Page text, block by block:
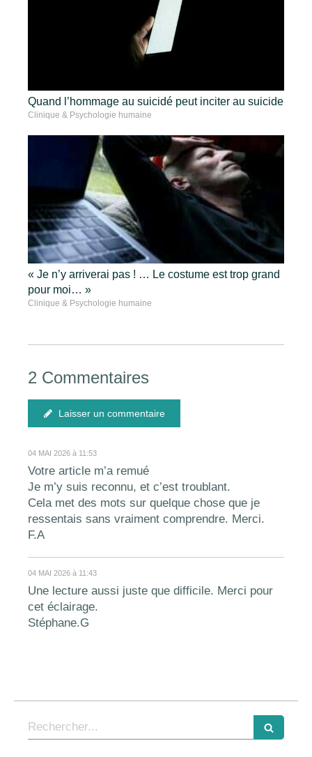
Quand l’hommage au suicidé peut inciter au suicide
Clinique & Psychologie humaine
« Je n’y arriverai pas ! … Le costume est trop grand
pour moi… »
Clinique & Psychologie humaine
2 Commentaires
Laisser un commentaire
04 MAI 2026 à 11:53
Votre article m’a remué
Je m’y suis reconnu, et c’est troublant.
Cela met des mots sur quelque chose que je
ressentais sans vraiment comprendre. Merci.
F.A
04 MAI 2026 à 11:43
Une lecture aussi juste que difficile. Merci pour
cet éclairage.
Stéphane.G
Rechercher